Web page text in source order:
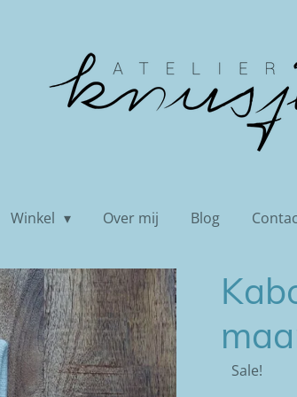
Winkel Over mij Blog
Sale!